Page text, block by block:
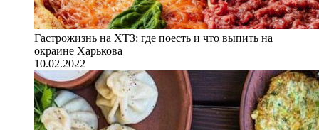
Гастрожизнь на ХТЗ: где поесть и что выпить на
окраине Харькова
10.02.2022